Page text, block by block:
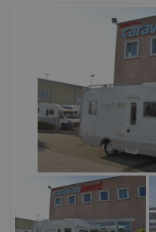
DURANTE IL MESE
SCONTO 10%